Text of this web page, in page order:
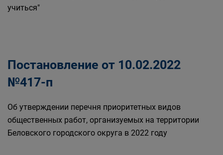
учиться"
Постановление от 10.02.2022
№417-п
Об утверждении перечня приоритетных видов
общественных работ, организуемых на территории
Беловского городского округа в 2022 году